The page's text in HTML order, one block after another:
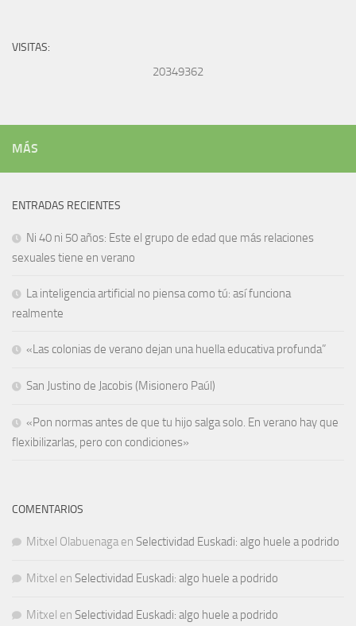
VISITAS:
20349362
MÁS
ENTRADAS RECIENTES
Ni 40 ni 50 años: Este el grupo de edad que más relaciones
sexuales tiene en verano
La inteligencia artificial no piensa como tú: así funciona
realmente
«Las colonias de verano dejan una huella educativa profunda”
San Justino de Jacobis (Misionero Paúl)
«Pon normas antes de que tu hijo salga solo. En verano hay que
flexibilizarlas, pero con condiciones»
COMENTARIOS
Mitxel Olabuenaga en Selectividad Euskadi: algo huele a podrido
Mitxel en Selectividad Euskadi: algo huele a podrido
Mitxel en Selectividad Euskadi: algo huele a podrido